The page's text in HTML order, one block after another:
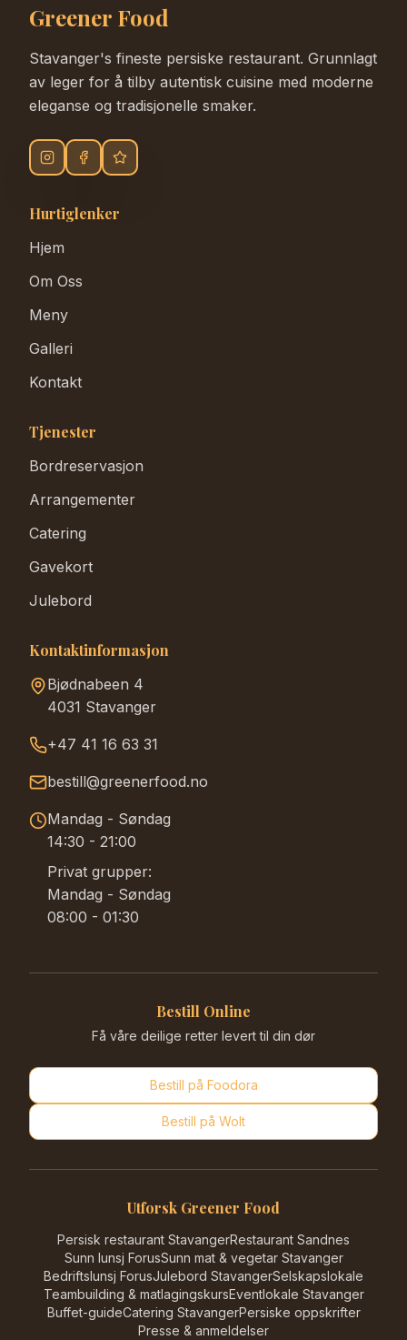
Greener Food
Stavanger's fineste persiske restaurant. Grunnlagt
av leger for å tilby autentisk cuisine med moderne
eleganse og tradisjonelle smaker.
Hurtiglenker
Hjem
Om Oss
Meny
Galleri
Kontakt
Tjenester
Bordreservasjon
Arrangementer
Catering
Gavekort
Julebord
Kontaktinformasjon
Bjødnabeen 4
4031 Stavanger
+47 41 16 63 31
bestill@greenerfood.no
Mandag - Søndag
14:30 - 21:00
Privat grupper:
Mandag - Søndag
08:00 - 01:30
Bestill Online
Få våre deilige retter levert til din dør
Bestill på Foodora
Bestill på Wolt
Utforsk Greener Food
Persisk restaurant StavangerRestaurant Sandnes
Sunn lunsj ForusSunn mat & vegetar Stavanger
Bedriftslunsj ForusJulebord StavangerSelskapslokale
Teambuilding & matlagingskursEventlokale Stavanger
Buffet-guideCatering StavangerPersiske oppskrifter
Presse & anmeldelser